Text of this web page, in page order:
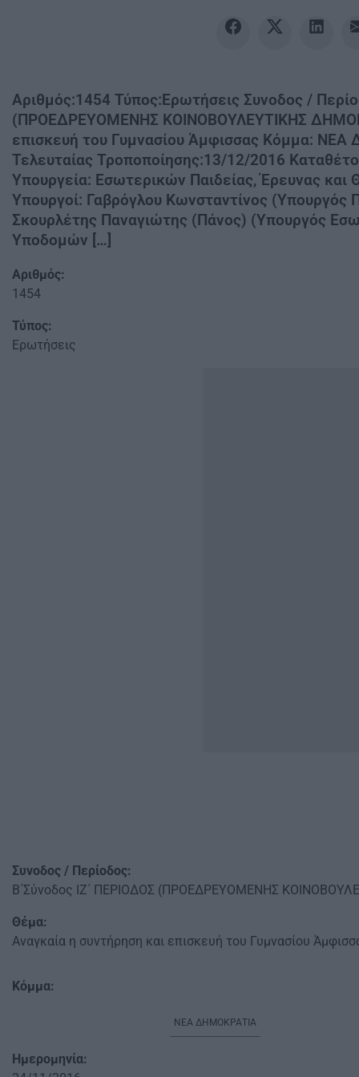
Αριθμός:1454 Τύπος:Ερωτήσεις Συνοδος /
(ΠΡΟΕΔΡΕΥΟΜΕΝΗΣ ΚΟΙΝΟΒΟΥΛΕΥΤΙΚΗΣ
επισκευή του Γυμνασίου Άμφισσας Κόμμα:
Τελευταίας Τροποποίησης:13/12/2016
Υπουργεία: Εσωτερικών Παιδείας, Έρευνας
Υπουργοί: Γαβρόγλου Κωνσταντίνος (Υπουργός
Σκουρλέτης Παναγιώτης (Πάνος) (Υπουργός
Υποδομών […]
Αριθμός:
1454
Τύπος:
Ερωτήσεις
Συνοδος / Περίοδος:
Β΄Σύνοδος ΙΖ΄ ΠΕΡΙΟΔΟΣ (ΠΡΟΕΔΡΕΥΟΜΕΝΗΣ
Θέμα:
Αναγκαία η συντήρηση και επισκευή του Γυμνασίου
Κόμμα:
ΝΕΑ ΔΗΜΟΚΡΑΤΙΑ
Ημερομηνία: